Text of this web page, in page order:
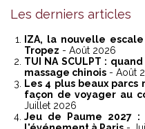
Les derniers articles
IZA, la nouvelle
Tropez - Août 2026
TUI NA SCULPT :
massage chinois - Août
Les 4 plus beaux
façon de voyager au
Juillet 2026
Jeu de Paume 2027